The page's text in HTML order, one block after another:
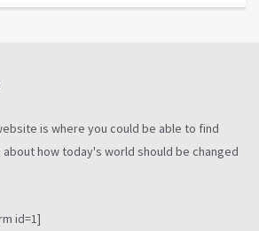
is where you could be able to find
how today's world should be changed
id=1]